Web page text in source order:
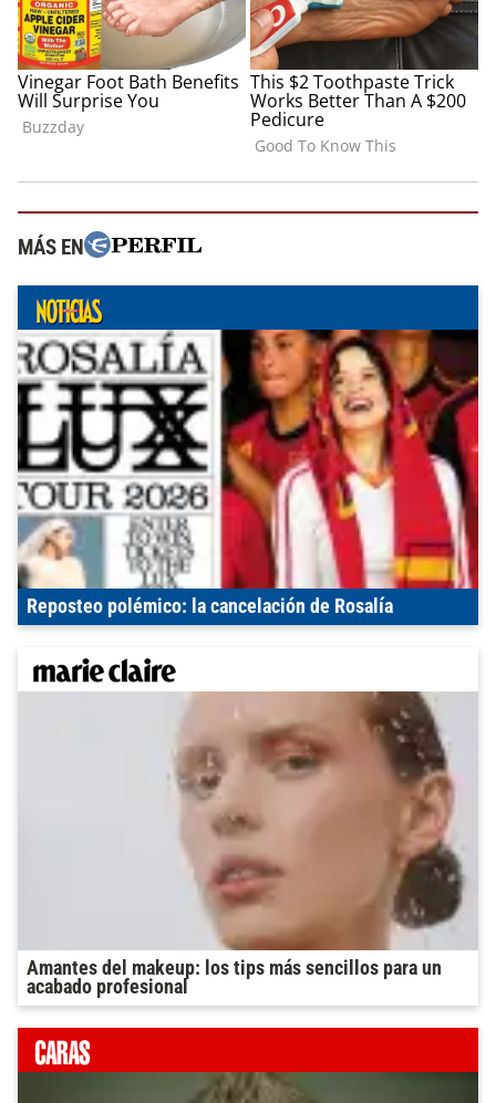
MÁS EN
Reposteo polémico: la cancelación de Rosalía
Amantes del makeup: los tips más sencillos para un
acabado profesional